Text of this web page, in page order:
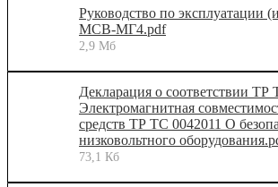
Руководство по эксплуатации
МСВ-МГ4.pdf
2,9 Мб
Декларация о соответствии ТР
Электромагнитная
средств ТР ТС 0042011 О
низковольтного
73,1 Кб